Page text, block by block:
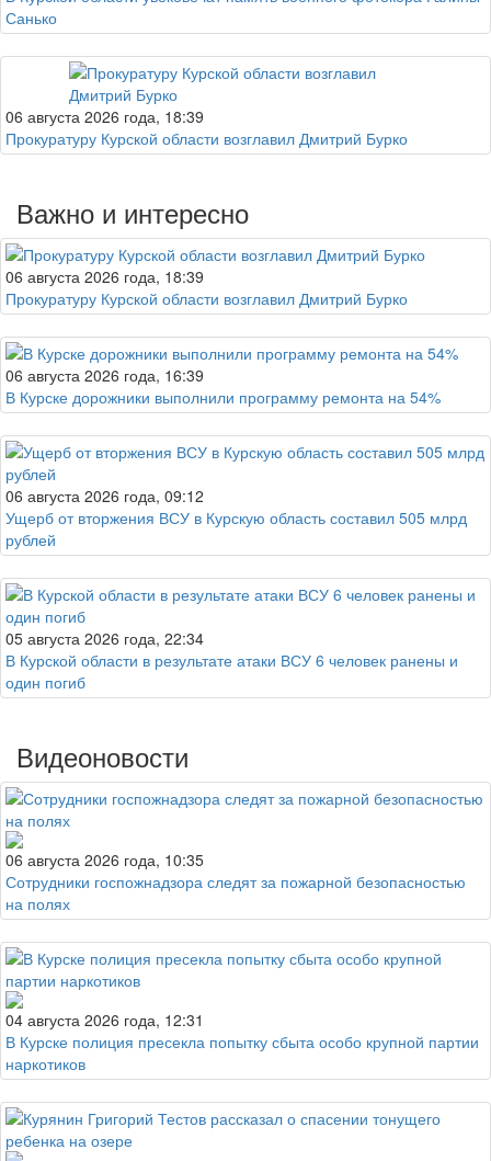
Санько
06 августа 2026 года, 18:39
Прокуратуру Курской области возглавил Дмитрий Бурко
Важно и интересно
06 августа 2026 года, 18:39
Прокуратуру Курской области возглавил Дмитрий Бурко
06 августа 2026 года, 16:39
В Курске дорожники выполнили программу ремонта на 54%
06 августа 2026 года, 09:12
Ущерб от вторжения ВСУ в Курскую область составил 505 млрд
рублей
05 августа 2026 года, 22:34
В Курской области в результате атаки ВСУ 6 человек ранены и
один погиб
Видеоновости
06 августа 2026 года, 10:35
Сотрудники госпожнадзора следят за пожарной безопасностью
на полях
04 августа 2026 года, 12:31
В Курске полиция пресекла попытку сбыта особо крупной партии
наркотиков